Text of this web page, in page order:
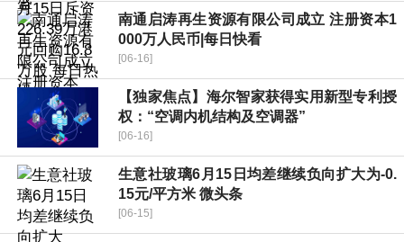
南通启涛再生资源有限公司成立 注册资本1
000万人民币|每日快看
[06-16]
【独家焦点】海尔智家获得实用新型专利授
权：“空调内机结构及空调器”
[06-16]
生意社玻璃6月15日均差继续负向扩大为-0.
15元/平方米 微头条
[06-15]